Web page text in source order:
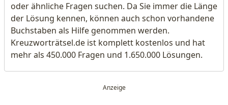
oder ähnliche Fragen suchen. Da Sie immer die Länge
der Lösung kennen, können auch schon vorhandene
Buchstaben als Hilfe genommen werden.
Kreuzworträtsel.de ist komplett kostenlos und hat
mehr als 450.000 Fragen und 1.650.000 Lösungen.